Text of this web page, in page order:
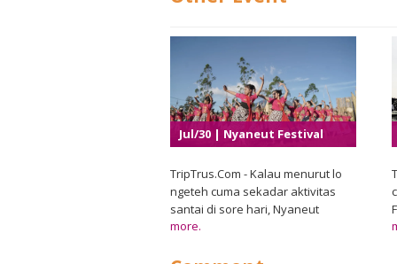
Jul/30 | Nyaneut Festival
2026
TripTrus.Com - Kalau menurut lo
ngeteh cuma sekadar aktivitas
santai di sore hari, Nyaneut
Festival 2026 bakal bikin
more.